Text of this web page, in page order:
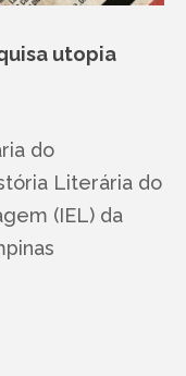
utopia
do
Literária do
(IEL) da